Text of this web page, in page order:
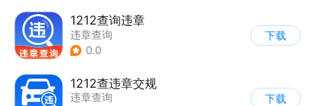
1212查询违章
违章查询
0.0
下载
1212查违章交规
违章查询
下载